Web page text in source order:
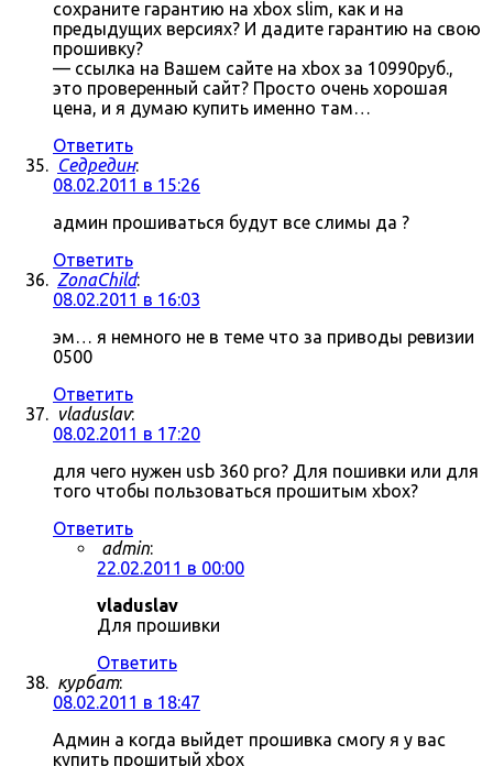
сохраните гарантию на xbox slim, как и на
предыдущих версиях? И дадите гарантию на свою
прошивку?
— ссылка на Вашем сайте на xbox за 10990руб.,
это проверенный сайт? Просто очень хорошая
цена, и я думаю купить именно там…
Ответить
Седредин:
08.02.2011 в 15:26
админ прошиваться будут все слимы да ?
Ответить
ZonaChild:
08.02.2011 в 16:03
эм… я немного не в теме что за приводы ревизии
0500
Ответить
vladuslav:
08.02.2011 в 17:20
для чего нужен usb 360 pro? Для пошивки или для
того чтобы пользоваться прошитым xbox?
Ответить
admin:
22.02.2011 в 00:00
vladuslav
Для прошивки
Ответить
курбат:
08.02.2011 в 18:47
Админ а когда выйдет прошивка смогу я у вас
купить прошитый xbox